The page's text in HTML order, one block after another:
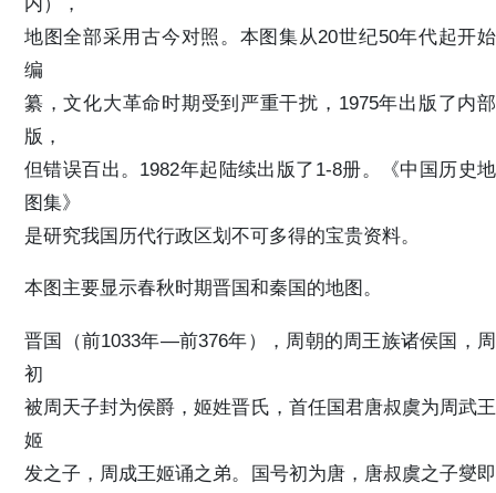
地图全部采用古今对照。本图集从20世纪50年代起开始
编
纂，文化大革命时期受到严重干扰，1975年出版了内部
版，
但错误百出。1982年起陆续出版了1-8册。《中国历史地
图集》
是研究我国历代行政区划不可多得的宝贵资料。
本图主要显示春秋时期晋国和秦国的地图。
晋国（前1033年—前376年），周朝的周王族诸侯国，周
初
被周天子封为侯爵，姬姓晋氏，首任国君唐叔虞为周武王
姬
发之子，周成王姬诵之弟。国号初为唐，唐叔虞之子燮即